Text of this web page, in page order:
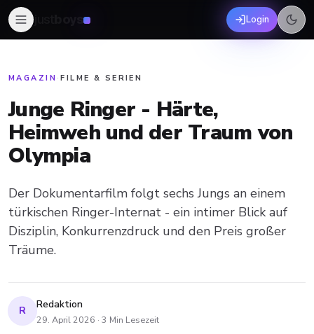
boys Login
MAGAZIN ·FILME & SERIEN
Junge Ringer - Härte,
Heimweh und der Traum von
Olympia
Der Dokumentarfilm folgt sechs Jungs an einem
türkischen Ringer-Internat - ein intimer Blick auf
Disziplin, Konkurrenzdruck und den Preis großer
Träume.
R Redaktion
29. April 2026 · 3 Min Lesezeit